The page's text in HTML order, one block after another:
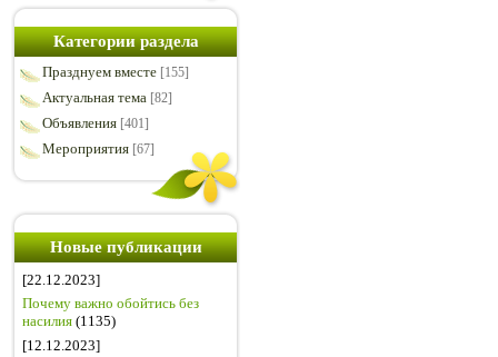
Категории раздела
Празднуем вместе [155]
Актуальная тема [82]
Объявления [401]
Мероприятия [67]
Новые публикации
[22.12.2023]
Почему важно обойтись без
насилия (1135)
[12.12.2023]